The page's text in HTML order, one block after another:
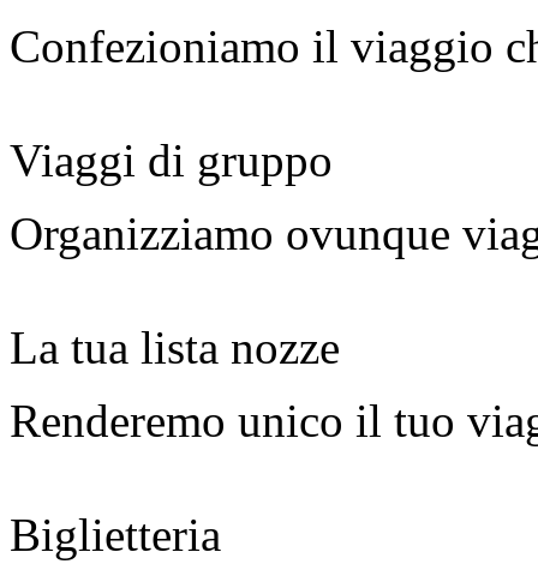
Confezioniamo il viaggio
Viaggi di gruppo
Organizziamo ovunque
La tua lista nozze
Renderemo unico il tuo
Biglietteria